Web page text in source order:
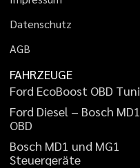
Datenschutz
AGB
FAHRZEUGE
Ford EcoBoost OBD Tuni
Ford Diesel – Bosch MD1
OBD
Bosch MD1 und MG1
Steuergeräte